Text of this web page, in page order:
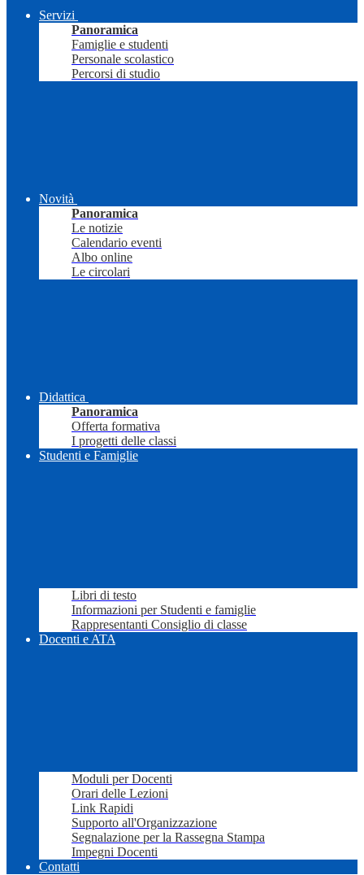
Servizi
Panoramica
Famiglie e studenti
Personale scolastico
Percorsi di studio
Novità
Panoramica
Le notizie
Calendario eventi
Albo online
Le circolari
Didattica
Panoramica
Offerta formativa
I progetti delle classi
Studenti e Famiglie
Libri di testo
Informazioni per Studenti e famiglie
Rappresentanti Consiglio di classe
Docenti e ATA
Moduli per Docenti
Orari delle Lezioni
Link Rapidi
Supporto all'Organizzazione
Segnalazione per la Rassegna Stampa
Impegni Docenti
Contatti